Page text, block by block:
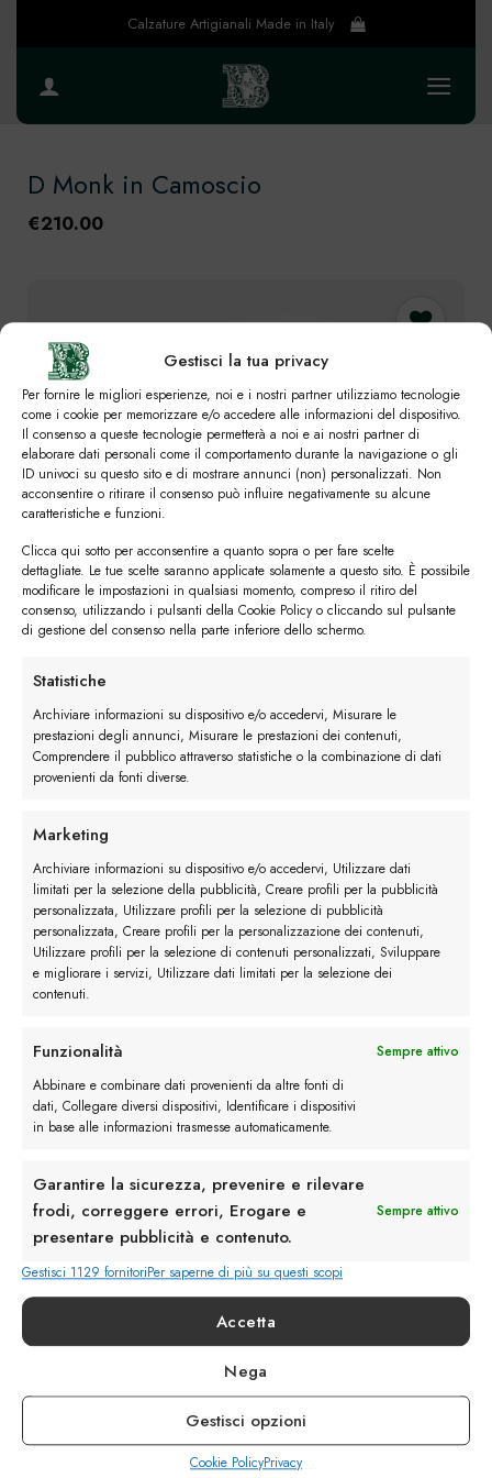
Gestisci la tua privacy
Per fornire le migliori esperienze, noi e i nostri partner utilizziamo tecnologie
come i cookie per memorizzare e/o accedere alle informazioni del dispositivo.
Il consenso a queste tecnologie permetterà a noi e ai nostri partner di
elaborare dati personali come il comportamento durante la navigazione o gli
ID univoci su questo sito e di mostrare annunci (non) personalizzati. Non
acconsentire o ritirare il consenso può influire negativamente su alcune
caratteristiche e funzioni.
Clicca qui sotto per acconsentire a quanto sopra o per fare scelte
dettagliate. Le tue scelte saranno applicate solamente a questo sito. È possibile
modificare le impostazioni in qualsiasi momento, compreso il ritiro del
consenso, utilizzando i pulsanti della Cookie Policy o cliccando sul pulsante
di gestione del consenso nella parte inferiore dello schermo.
Statistiche
Archiviare informazioni su dispositivo e/o accedervi, Misurare le
prestazioni degli annunci, Misurare le prestazioni dei contenuti,
Comprendere il pubblico attraverso statistiche o la combinazione di dati
provenienti da fonti diverse.
Marketing
Archiviare informazioni su dispositivo e/o accedervi, Utilizzare dati
limitati per la selezione della pubblicità, Creare profili per la pubblicità
personalizzata, Utilizzare profili per la selezione di pubblicità
personalizzata, Creare profili per la personalizzazione dei contenuti,
Utilizzare profili per la selezione di contenuti personalizzati, Sviluppare
e migliorare i servizi, Utilizzare dati limitati per la selezione dei
contenuti.
Funzionalità
Sempre attivo
Abbinare e combinare dati provenienti da altre fonti di
dati, Collegare diversi dispositivi, Identificare i dispositivi
in base alle informazioni trasmesse automaticamente.
Garantire la sicurezza, prevenire e rilevare
frodi, correggere errori, Erogare e
presentare pubblicità e contenuto.
Sempre attivo
Gestisci 1129 fornitoriPer saperne di più su questi scopi
Accetta
Nega
Gestisci opzioni
Cookie PolicyPrivacy
Calzature Artigianali Made in Italy
D Monk in Camoscio
€210.00
Preferiti
2 utenti
Maggiori dettagli
Servizio Clienti
+39 02 468042
MI 20145 • Milano
Termini e Condizioni
Resi e Rimborsi
Spedizioni